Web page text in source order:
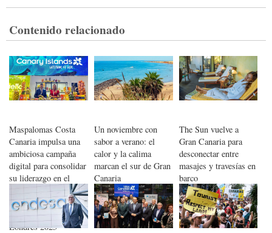
Contenido relacionado
Maspalomas Costa
Canaria impulsa una
ambiciosa campaña
digital para consolidar
su liderazgo en el
mercado británico
durante la World
Travel Market de
Londres 2025
Un noviembre con
sabor a verano: el
calor y la calima
marcan el sur de Gran
Canaria
The Sun vuelve a
Gran Canaria para
desconectar entre
masajes y travesías en
barco